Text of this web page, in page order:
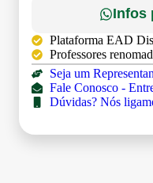
Infos
Plataforma EAD
Professores
Seja um
Fale Conosco -
Dúvidas? Nós